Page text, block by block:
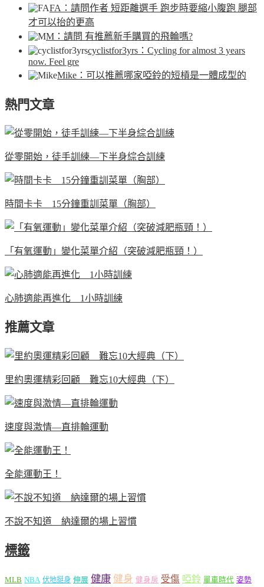
FA ：請問作者 短距離選手 跑步時要縮小腹跑 腿部
才可以抬的更高
M ：請問 有推薦新手購買的飛輪嗎?
cyclistfor3yrs ：Cycling for almost 3 years
now. Feel gre
Mike ：可以推薦哪家啞鈴的短槓是一體成型的
熱門文章
從零開始，徒手訓練—下半身綜合訓練
時間卡卡 15分鐘重訓菜單（胸部）
「有氧運動」變化菜單介紹（突破減肥瓶頸！）
心肺適能再進化 1小時訓練
推薦文章
里約奧運精彩回顧 難忘10大經典（下）
速度與激情—直排輪運動
全能運動王！
不說不知道 納達爾的場上習慣
標籤
MLB NBA 伏地挺身 伸展 健康 健身 健身房 受傷 啞鈴 單車時代 姿勢